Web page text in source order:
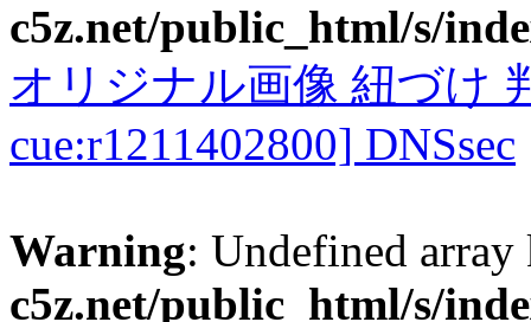
c5z.net/public_html/s/
オリジナル画像 紐づけ
cue:r1211402800] DNSsec
Warning: Undefined
c5z.net/public_html/s/